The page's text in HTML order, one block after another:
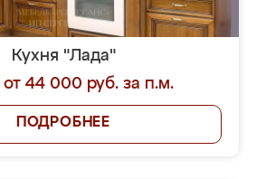
Кухня "Лада"
от 44 000 руб. за п.м.
ПОДРОБНЕЕ